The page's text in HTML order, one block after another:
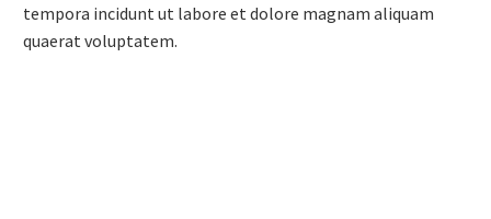
tempora incidunt ut labore et dolore magnam aliquam
quaerat voluptatem.